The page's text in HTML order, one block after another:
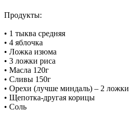
Продукты:
• 1 тыква средняя
• 4 яблочка
• Ложка изюма
• 3 ложки риса
• Масла 120г
• Сливы 150г
• Орехи (лучше миндаль) – 2 ложки
• Щепотка-другая корицы
• Соль